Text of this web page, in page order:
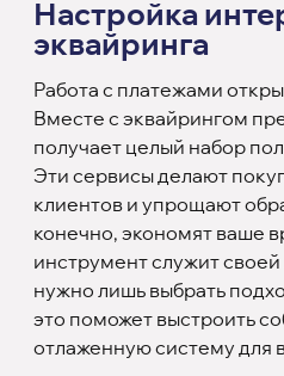
Настройка
эквайринга
Работа с платежами
Вместе с эквайрингом
получает целый набор
Эти сервисы делают
клиентов и упрощают
конечно, экономят ваше
инструмент служит
нужно лишь выбрать
это поможет выстроить
отлаженную систему для